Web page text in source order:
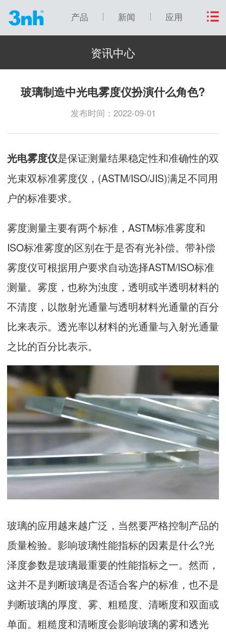
产品 新闻 应用
资讯中心
玻璃制造中光电雾度仪扮演什么角色?
发布时间：2022-09-01
光电雾度仪是保证测量结果稳定性和准确性的双
光束双标准雾度仪，(ASTM/ISO/JIS)满足不同用
户的标准要求。
雾度测量主要有两个标准，ASTM标准雾度和
ISO标准雾度的区别在于是否有光补偿。带补偿
雾度仪可根据用户要求自动选择ASTM/ISO标准
测量。雾度，也称为浊度，透明或半透明材料的
不清度，以散射光通量与透明材料光通量的百分
比来表示。透光率以材料的光通量与入射光通量
之比的百分比表示。
玻璃的应用越来越广泛，当然要严格控制产品的
质量检验。影响玻璃性能指标的因素是什么?光
泽度参数是玻璃最重要的性能指标之一。然而，
这并不是判断玻璃是否适合客户的标准，也不是
判断玻璃的厚度、雾、粗糙度、清晰度和双面或
单面。粗糙度和清晰度会影响玻璃的雾和透光